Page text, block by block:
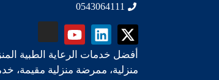
0543064111
أفضل خدمات الرعاية الطبية
منزلية، ممرضة منزلية مقيمة،